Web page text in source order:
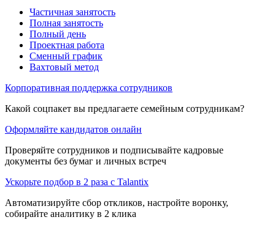
Частичная занятость
Полная занятость
Полный день
Проектная работа
Сменный график
Вахтовый метод
Корпоративная поддержка сотрудников
Какой соцпакет вы предлагаете семейным сотрудникам?
Оформляйте кандидатов онлайн
Проверяйте сотрудников и подписывайте кадровые
документы без бумаг и личных встреч
Ускорьте подбор в 2 раза с Talantix
Автоматизируйте сбор откликов, настройте воронку,
собирайте аналитику в 2 клика